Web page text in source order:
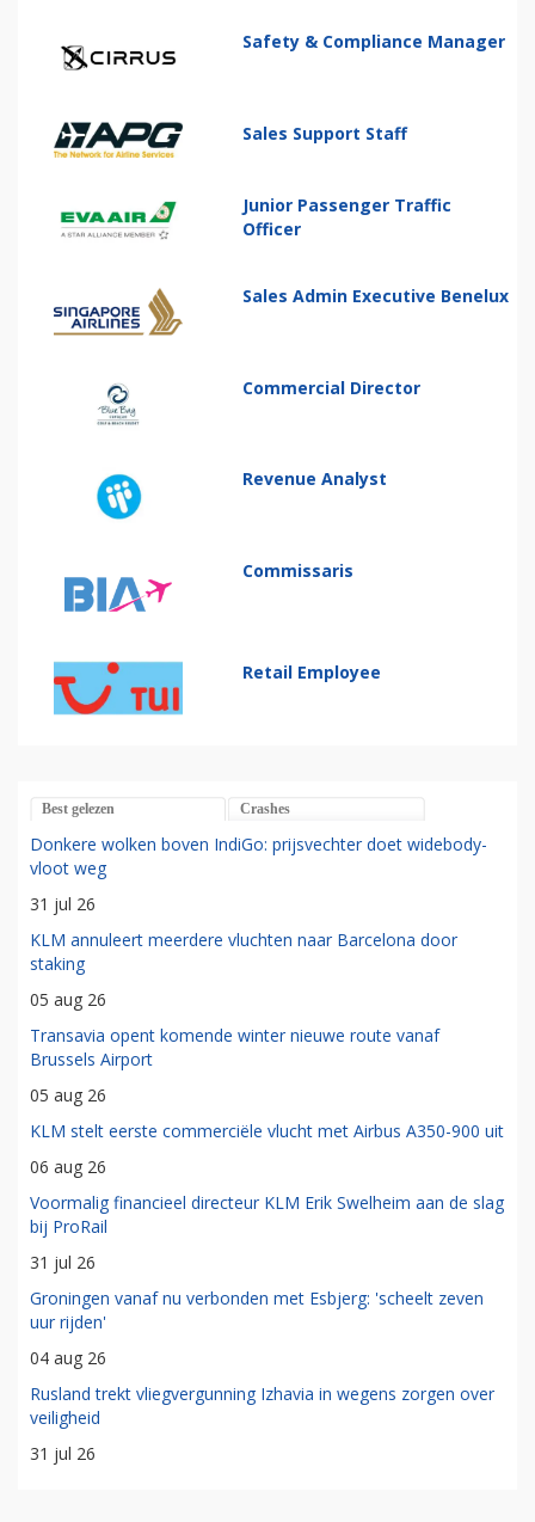
Safety & Compliance Manager
Sales Support Staff
Junior Passenger Traffic
Officer
Sales Admin Executive Benelux
Commercial Director
Revenue Analyst
Commissaris
Retail Employee
Best gelezen Crashes
Donkere wolken boven IndiGo: prijsvechter doet widebody-
vloot weg
31 jul 26
KLM annuleert meerdere vluchten naar Barcelona door
staking
05 aug 26
Transavia opent komende winter nieuwe route vanaf
Brussels Airport
05 aug 26
KLM stelt eerste commerciële vlucht met Airbus A350-900 uit
06 aug 26
Voormalig financieel directeur KLM Erik Swelheim aan de slag
bij ProRail
31 jul 26
Groningen vanaf nu verbonden met Esbjerg: 'scheelt zeven
uur rijden'
04 aug 26
Rusland trekt vliegvergunning Izhavia in wegens zorgen over
veiligheid
31 jul 26